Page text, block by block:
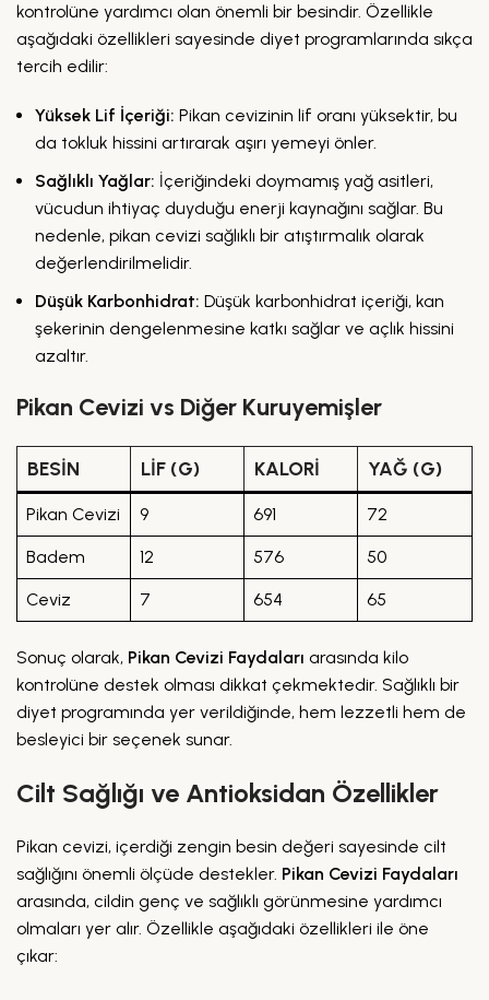
kontrolüne yardımcı olan önemli bir besindir. Özellikle
aşağıdaki özellikleri sayesinde diyet programlarında sıkça
tercih edilir:
Yüksek Lif İçeriği: Pikan cevizinin lif oranı yüksektir, bu
da tokluk hissini artırarak aşırı yemeyi önler.
Sağlıklı Yağlar: İçeriğindeki doymamış yağ asitleri,
vücudun ihtiyaç duyduğu enerji kaynağını sağlar. Bu
nedenle, pikan cevizi sağlıklı bir atıştırmalık olarak
değerlendirilmelidir.
Düşük Karbonhidrat: Düşük karbonhidrat içeriği, kan
şekerinin dengelenmesine katkı sağlar ve açlık hissini
azaltır.
Pikan Cevizi vs Diğer Kuruyemişler
BESIN LIF (G) KALORI YAĞ (G)
Pikan Cevizi 9 691 72
Badem 12 576 50
Ceviz 7 654 65
Sonuç olarak, Pikan Cevizi Faydaları arasında kilo
kontrolüne destek olması dikkat çekmektedir. Sağlıklı bir
diyet programında yer verildiğinde, hem lezzetli hem de
besleyici bir seçenek sunar.
Cilt Sağlığı ve Antioksidan Özellikler
Pikan cevizi, içerdiği zengin besin değeri sayesinde cilt
sağlığını önemli ölçüde destekler. Pikan Cevizi Faydaları
arasında, cildin genç ve sağlıklı görünmesine yardımcı
olmaları yer alır. Özellikle aşağıdaki özellikleri ile öne
çıkar: